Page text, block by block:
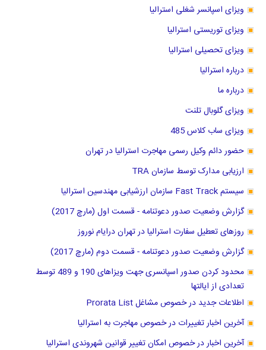
ویزای اسپانسر شغلی استرالیا
ویزای توریستی استرالیا
ویزای تحصیلی استرالیا
درباره استرالیا
درباره ما
ویزای گلوبال تلنت
ویزای ساب کلاس 485
حضور دائم وکیل رسمی مهاجرت استرالیا در تهران
ارزیابی مدارک توسط سازمان TRA
سیستم Fast Track سازمان ارزشیابی مهندسین استرالیا
گزارش وضعیت صدور دعوتنامه - قسمت اول (مارچ 2017)
روزهای تعطیل سفارت استرالیا در تهران درایام نوروز
گزارش وضعیت صدور دعوتنامه - قسمت دوم (مارچ 2017)
محدود کردن صدور اسپانسری جهت ویزاهای 190 و 489 توسط
تعدادی از ایالتها
اطلاعات جدید در خصوص مشاغل Prorata List
آخرین اخبار تغییرات در خصوص مهاجرت به استرالیا
آخرین اخبار در خصوص امکان تغییر قوانین شهروندی استرالیا